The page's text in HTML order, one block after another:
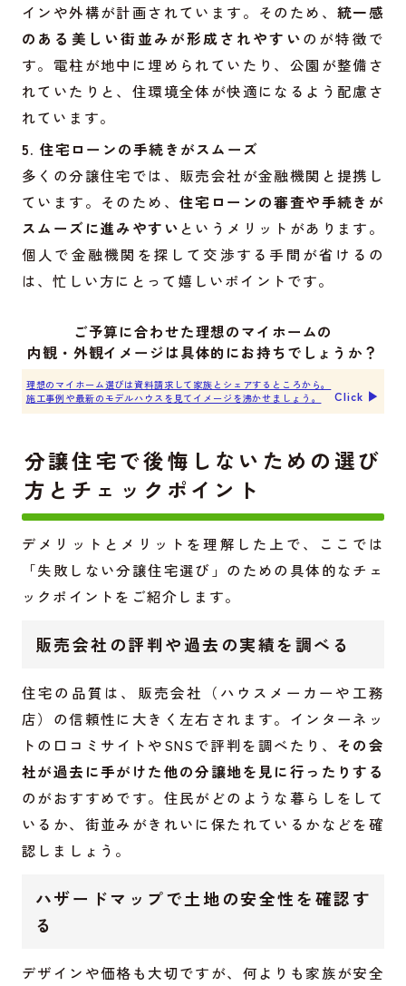
インや外構が計画されています。そのため、統一感
のある美しい街並みが形成されやすいのが特徴で
す。電柱が地中に埋められていたり、公園が整備さ
れていたりと、住環境全体が快適になるよう配慮さ
れています。
5. 住宅ローンの手続きがスムーズ
多くの分譲住宅では、販売会社が金融機関と提携し
ています。そのため、 住宅ローンの審査や手続きが
スムーズに進みやすい というメリットがあります。
個人で金融機関を探して交渉する手間が省けるの
は、忙しい方にとって嬉しいポイントです。
ご予算に合わせた理想のマイホームの
内観・外観イメージは具体的にお持ちでしょうか？
理想のマイホーム選びは資料請求して家族とシェアするところから。
施工事例や最新のモデルハウスを見てイメージを沸かせましょう。
Click ▶︎
分譲住宅で後悔しないための選び
方とチェックポイント
デメリットとメリットを理解した上で、ここでは
「失敗しない分譲住宅選び」のための具体的なチェ
ックポイントをご紹介します。
販売会社の評判や過去の実績を調べる
住宅の品質は、販売会社（ハウスメーカーや工務
店）の信頼性に大きく左右されます。インターネッ
トの口コミサイトやSNSで評判を調べたり、 その会
社が過去に手がけた他の分譲地を見に行ったりする
のがおすすめです。住民がどのような暮らしをして
いるか、街並みがきれいに保たれているかなどを確
認しましょう。
ハザードマップで土地の安全性を確認す
る
デザインや価格も大切ですが、何よりも家族が安全